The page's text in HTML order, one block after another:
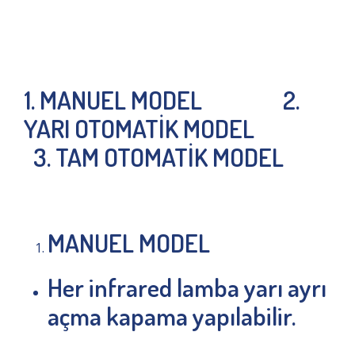
1. MANUEL MODEL 2.
YARI OTOMATİK MODEL
3. TAM OTOMATİK MODEL
MANUEL MODEL
Her infrared lamba yarı ayrı
açma kapama yapılabilir.